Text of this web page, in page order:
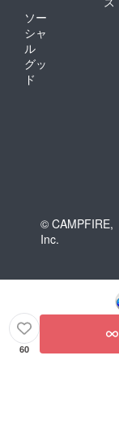
ソー
シャ
ル
グッ
ド
© CAMPFIRE,
Inc.
60